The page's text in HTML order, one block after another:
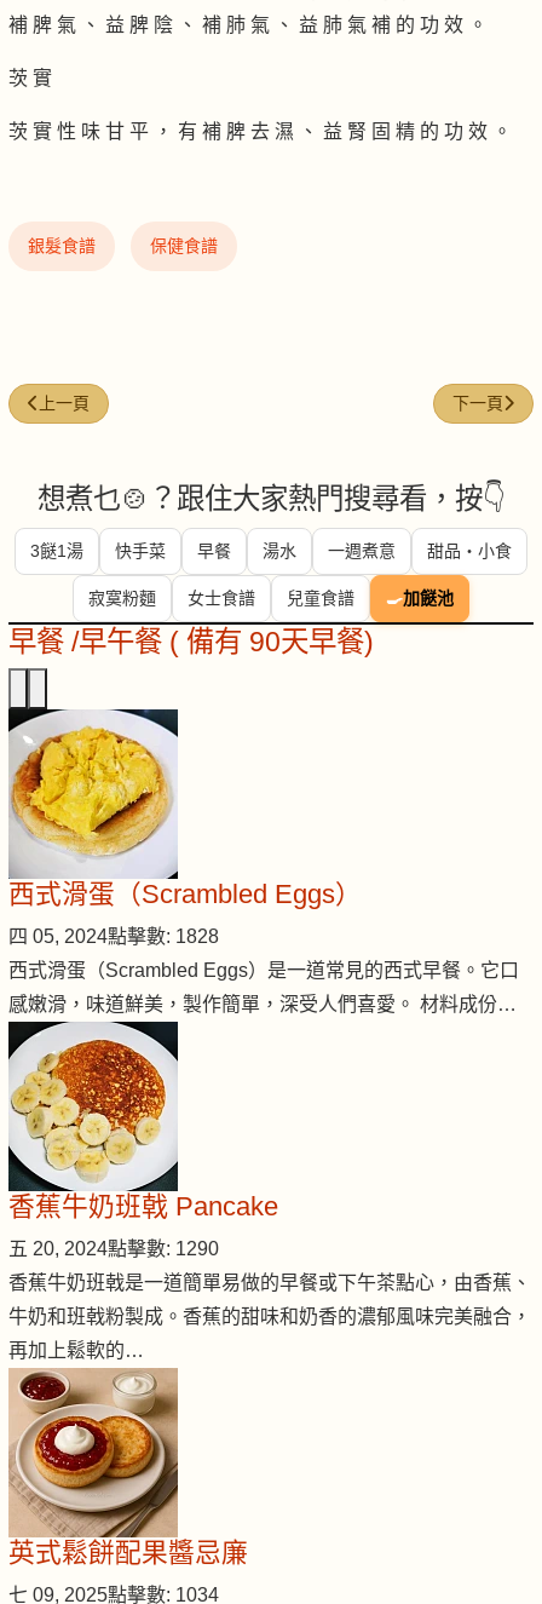
補 脾 氣 、 益 脾 陰 、 補 肺 氣 、 益 肺 氣 補 的 功 效 。
茨 實
茨 實 性 味 甘 平 ， 有 補 脾 去 濕 、 益 腎 固 精 的 功 效 。
銀髮食譜 保健食譜
上一篇文章: 胡椒牛筋湯
上一頁 下一篇文章
下一頁
想煮乜🍲？跟住大家熱門搜尋看，按👇
3餸1湯 快手菜 早餐 湯水 一週煮意 甜品・小食
寂寞粉麵 女士食譜 兒童食譜 🍳加餸池
早餐 /早午餐 ( 備有 90天早餐)
西式滑蛋（Scrambled Eggs）
四 05, 2024點擊數: 1828
西式滑蛋（Scrambled Eggs）是一道常見的西式早餐。它口
感嫩滑，味道鮮美，製作簡單，深受人們喜愛。 材料成份…
香蕉牛奶班戟 Pancake
五 20, 2024點擊數: 1290
香蕉牛奶班戟是一道簡單易做的早餐或下午茶點心，由香蕉、
牛奶和班戟粉製成。香蕉的甜味和奶香的濃郁風味完美融合，
再加上鬆軟的…
英式鬆餅配果醬忌廉
七 09, 2025點擊數: 1034